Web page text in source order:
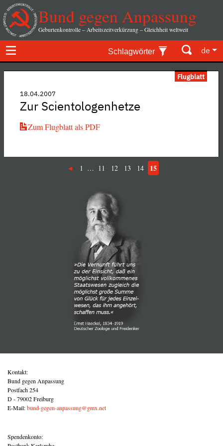
Bund gegen Anpassung
Geburtenkontrolle – Arbeitszeitverkürzung – Gleichheit weltweit
Schlagwörter de
Flugblatt
18.04.2007
Zur Scientologenhetze
Zum Flugblatt als PDF
1 … 11 12 13 14 15
Kontakt:
Bund gegen Anpassung
Postfach 254
D - 79002 Freiburg
E-Mail:bund-gegen-anpassung@gmx.net
Spendenkonto: